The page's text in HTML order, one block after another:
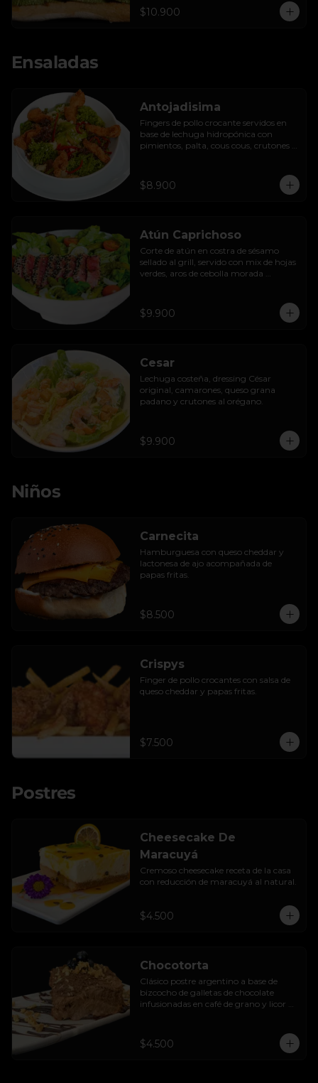
$10.900
Ensaladas
Antojadisima
Fingers de pollo crocante servidos en
base de lechuga hidropónica con
pimientos, palta, cous cous, crutones
$8.900
Atún Caprichoso
Corte de atún en costra de sésamo
sellado al grill, servido con mix de hojas
verdes, aros de cebolla morada
almendras.
$9.900
Cesar
Lechuga costeña, dressing César
original, camarones, queso grana
padano y crutones al orégano.
$9.900
Niños
Carnecita
Hamburguesa con queso cheddar y
lactonesa de ajo acompañada de
papas fritas.
$8.500
Crispys
Finger de pollo crocantes con salsa de
queso cheddar y papas fritas.
$7.500
Postres
Cheesecake De
Maracuyá
Cremoso cheesecake receta de la casa
con reducción de maracuyá al natural.
$4.500
Chocotorta
Clásico postre argentino a base de
bizcocho de galletas de chocolate
infusionadas en café de grano y licor de
$4.500